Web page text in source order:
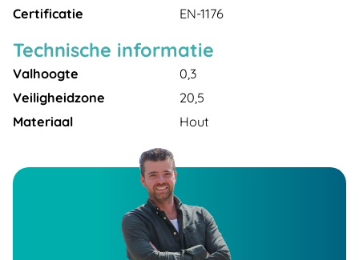
Certificatie
EN-1176
Technische informatie
Valhoogte
0,3
Veiligheidzone
20,5
Materiaal
Hout